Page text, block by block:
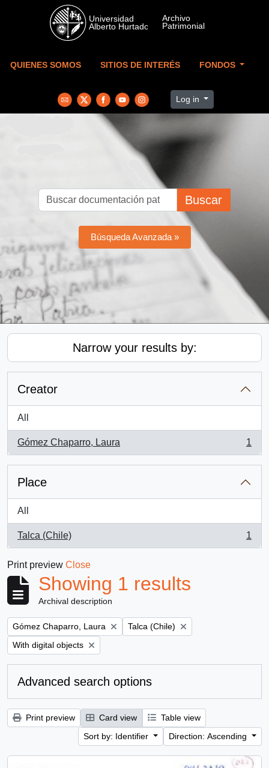
Skip to main content
QUIENES SOMOS SITIOS DE INTERÉS FONDOS
Log in
Buscar
Búsqueda Avanzada »
Narrow your results by:
Creator
All
Gómez Chaparro, Laura
, 1 results
1
Place
All
Talca (Chile)
, 1 results
1
Print preview Close
Showing 1 results
Archival description
Remove filter:
Gómez Chaparro, Laura Remove filter:
Talca (Chile)
Remove filter:
With digital objects
Advanced search options
Print preview Card view
Table view
Sort by: Identifier
Direction: Ascending